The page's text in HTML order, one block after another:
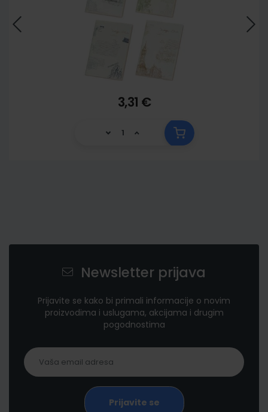
3,31 €
Newsletter prijava
Prijavite se kako bi primali informacije o novim
proizvodima i uslugama, akcijama i drugim
pogodnostima